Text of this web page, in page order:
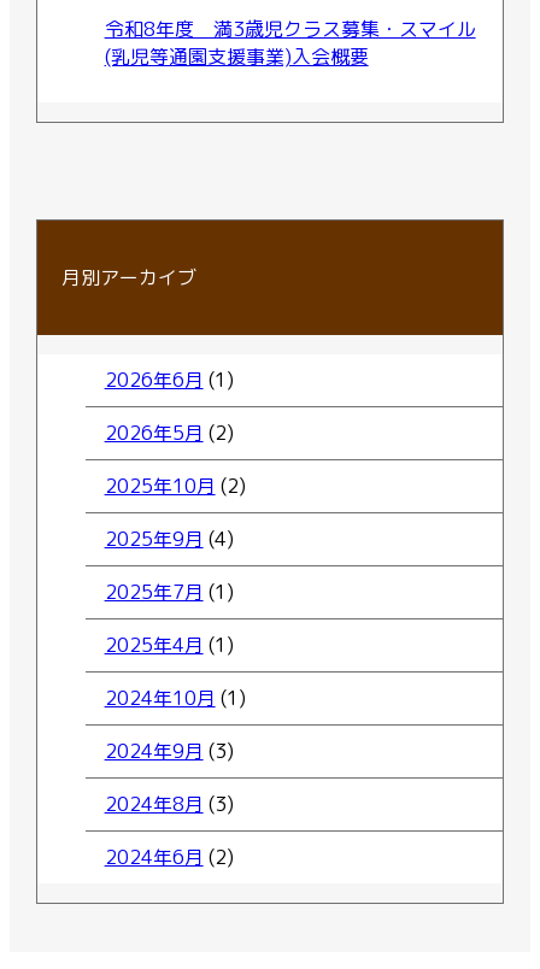
令和8年度 満3歳児クラス募集・スマイル
(乳児等通園支援事業)入会概要
月別アーカイブ
2026年6月 (1)
2026年5月 (2)
2025年10月 (2)
2025年9月 (4)
2025年7月 (1)
2025年4月 (1)
2024年10月 (1)
2024年9月 (3)
2024年8月 (3)
2024年6月 (2)